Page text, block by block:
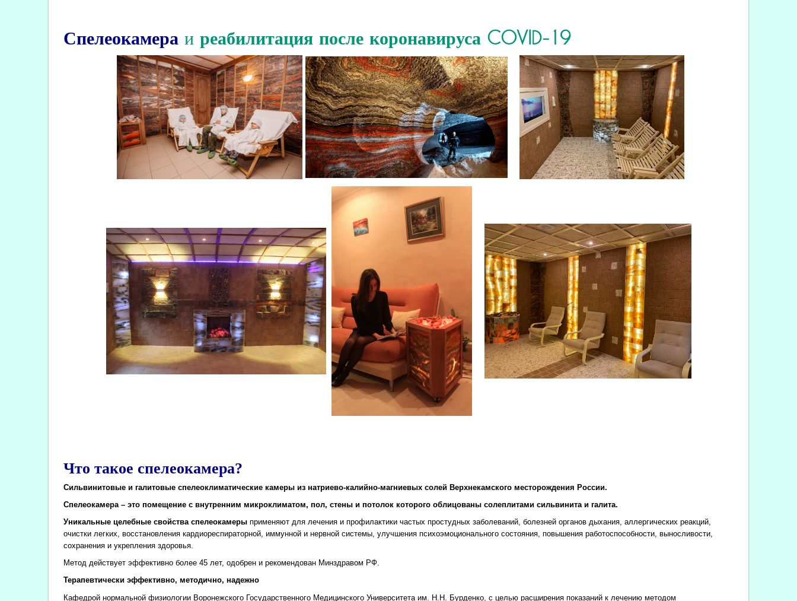
Спелеокамера и реабилитация после коронавируса COVID-19
Что такое спелеокамера?
Сильвинитовые и галитовые спелеоклиматические камеры из натриево-калийно-магниевых солей Верхнекамского месторождения России.
Спелеокамера – это помещение с внутренним микроклиматом, пол, стены и потолок которого облицованы солеплитами сильвинита и галита.
Уникальные целебные свойства спелеокамеры применяют для лечения и профилактики частых простудных заболеваний, болезней органов дыхания, аллергических реакций,
очистки легких, восстановления кардиореспираторной, иммунной и нервной системы, улучшения психоэмоционального состояния, повышения работоспособности, выносливости,
сохранения и укрепления здоровья.
Метод действует эффективно более 45 лет, одобрен и рекомендован Минздравом РФ.
Терапевтически эффективно, методично, надежно
Кафедрой нормальной физиологии Воронежского Государственного Медицинского Университета им. Н.Н. Бурденко, с целью расширения показаний к лечению методом